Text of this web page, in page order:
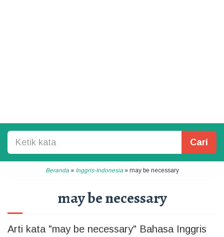
Cari
Beranda» Inggris-Indonesia» may be necessary
may be necessary
Arti kata "may be necessary" Bahasa Inggris